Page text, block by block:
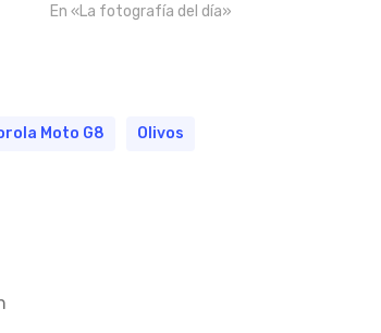
En «La fotografía del día»
Moto G8 Olivos